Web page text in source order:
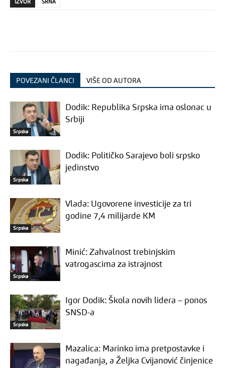
IZVOR SRNA
POVEZANI ČLANCI VIŠE OD AUTORA
Srpska
Dodik: Republika Srpska ima oslonac u
Srbiji
Srpska
Dodik: Političko Sarajevo boli srpsko
jedinstvo
Srpska
Vlada: Ugovorene investicije za tri
godine 7,4 milijarde KM
Srpska
Minić: Zahvalnost trebinjskim
vatrogascima za istrajnost
Srpska
Igor Dodik: Škola novih lidera – ponos
SNSD-a
Mazalica: Marinko ima pretpostavke i
nagađanja, a Željka Cvijanović činjenice